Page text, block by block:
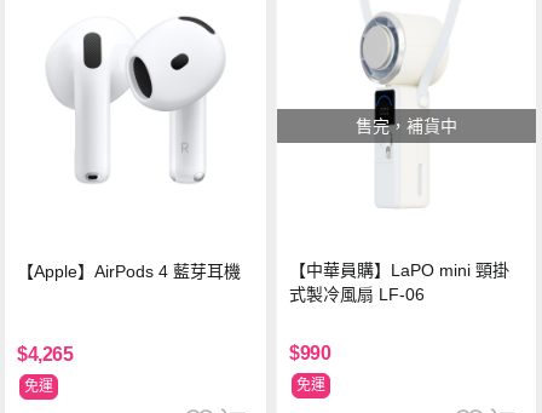
【Apple】AirPods 4 藍芽耳機
$4,265
免運
售完，補貨中
【中華員購】LaPO mini 頸掛
式製冷風扇 LF-06
$990
免運